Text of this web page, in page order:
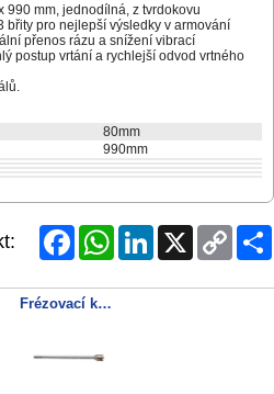
990 mm, jednodílná, z tvrdokovu
břity pro nejlepší výsledky v armování
přenos rázu a snížení vibrací
postup vrtání a rychlejší odvod vrtného
80mm
990mm
FacebookWhatsAppLinkedInX
Copy
Link
Frézovací korunka SDS-max 45 x 990 mm, jednodílná, z tvrdokovu